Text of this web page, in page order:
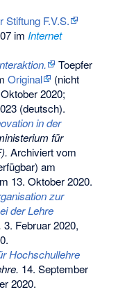
Stiftung F.V.S.
im Internet
Toepfer
Original
(nicht
2020;
(deutsch).
in der
für
Archiviert vom
am
13. Oktober 2020.
zur
der Lehre
3. Februar 2020,
.
Hochschullehre
14. September
2020.